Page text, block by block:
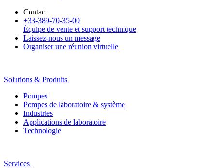
Contact
+33-389-70-35-00
Équipe de vente et support technique
Laissez-nous un message
Organiser une réunion virtuelle
Solutions & Produits
Pompes
Pompes de laboratoire & système
Industries
Applications de laboratoire
Technologie
Services